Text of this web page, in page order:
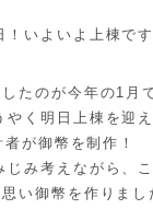
いよいよ上棟です
たのが今年の1月
く明日上棟を迎え
が御幣を制作！
じみ考えながら、
い御幣を作りまし